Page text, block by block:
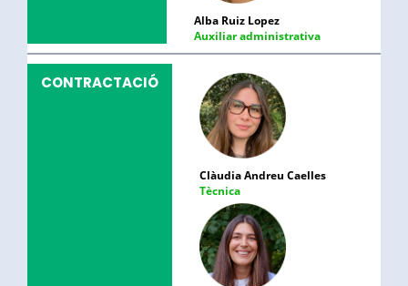
Alba Ruiz Lopez
Auxiliar administrativa
CONTRACTACIÓ
Clàudia Andreu Caelles
Tècnica